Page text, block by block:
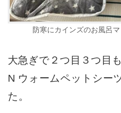
防寒にカインズのお風呂
大急ぎで２つ目３つ目
N ウォームペットシー
た。